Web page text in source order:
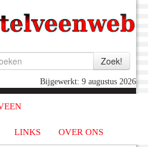
Bijgewerkt: 9 augustus 2026
LINKS OVER ONS